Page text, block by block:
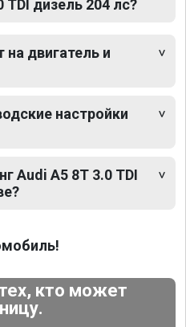
TDI дизель 204 лс?
на двигатель и
настройки
Audi A5 8T 3.0 TDI
кто может